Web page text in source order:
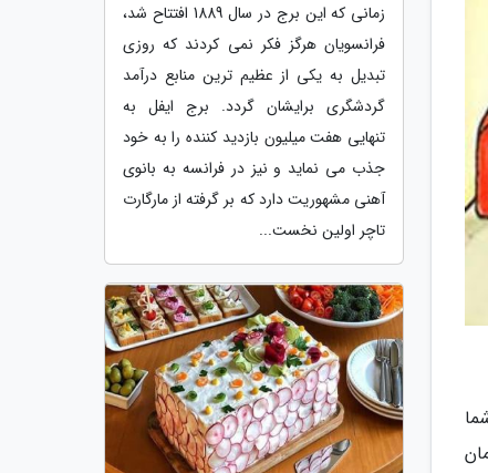
زمانی که این برج در سال 1889 افتتاح شد،
فرانسویان هرگز فکر نمی کردند که روزی
تبدیل به یکی از عظیم ترین منابع درآمد
گردشگری برایشان گردد. برج ایفل به
تنهایی هفت میلیون بازدید کننده را به خود
جذب می نماید و نیز در فرانسه به بانوی
آهنی مشهوریت دارد که بر گرفته از مارگارت
تاچر اولین نخست...